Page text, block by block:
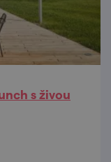
s živou